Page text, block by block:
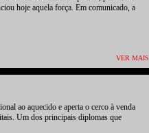
hoje aquela força. Em comunicado, a
VER MAIS
ao aquecido e aperta o cerco à venda
Um dos principais diplomas que